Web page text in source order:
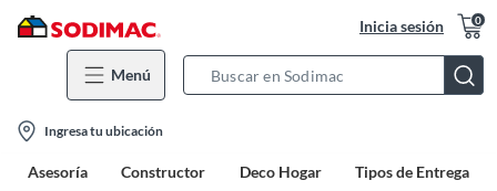
Inicia sesión 0
Menú
Bar
location-
icon
Ingresa tu ubicación
Asesoría Constructor Deco Hogar Tipos de Entrega